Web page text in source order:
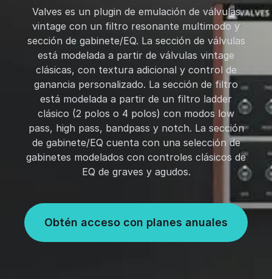
Valves es un plugin de emulación de válvulas
vintage con un filtro resonante multimodo y
sección de gabinete/EQ. La sección de válvulas
está modelada a partir de válvulas vintage
clásicas, con textura adicional y control de
ganancia personalizado. La sección de filtro
está modelada a partir de un filtro ladder
clásico (2 polos o 4 polos) con modos low
pass, high pass, bandpass y notch. La sección
de gabinete/EQ cuenta con una selección de
gabinetes modelados con controles clásicos de
EQ de graves y agudos.
Obtén acceso con planes anuales